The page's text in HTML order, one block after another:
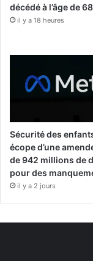
décédé à l’âge de
il y a 18 heures
Sécurité des
écope d’une
de 942 millions de
pour des
il y a 2 jours